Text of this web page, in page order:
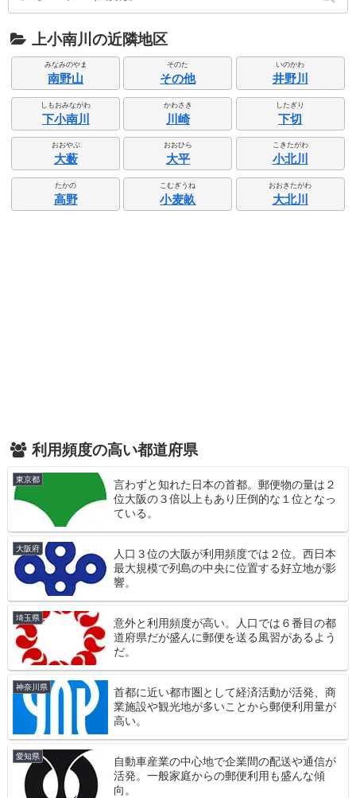
上小南川の近隣地区
みなみのやま
南野山
そのた
その他
いのかわ
井野川
しもおみながわ
下小南川
かわさき
川崎
したぎり
下切
おおやぶ
大薮
おおひら
大平
こきたがわ
小北川
たかの
高野
こむぎうね
小麦畝
おおきたがわ
大北川
利用頻度の高い都道府県
東京都
言わずと知れた日本の首都。郵便物の量は２
位大阪の３倍以上もあり圧倒的な１位となっ
ている。
大阪府
人口３位の大阪が利用頻度では２位。西日本
最大規模で列島の中央に位置する好立地が影
響。
埼玉県
意外と利用頻度が高い。人口では６番目の都
道府県だが盛んに郵便を送る風習があるよう
だ。
神奈川県
首都に近い都市圏として経済活動が活発、商
業施設や観光地が多いことから郵便利用量が
高い。
愛知県
自動車産業の中心地で企業間の配送や通信が
活発。一般家庭からの郵便利用も盛んな傾
向。